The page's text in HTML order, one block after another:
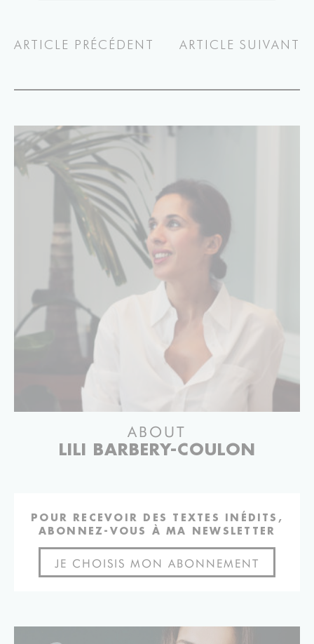
ARTICLE PRÉCÉDENT ARTICLE SUIVANT
ABOUT
LILI BARBERY-COULON
POUR RECEVOIR DES TEXTES INÉDITS,
ABONNEZ-VOUS À MA NEWSLETTER
JE CHOISIS MON ABONNEMENT